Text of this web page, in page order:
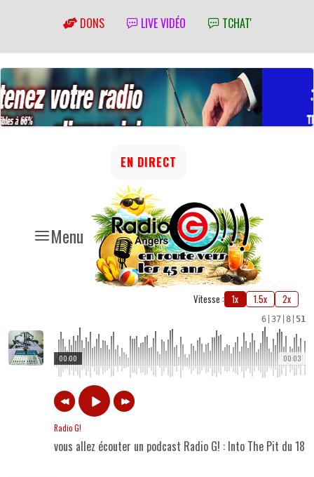
DONS LIVE VIDÉO TCHAT'
Menu
EN DIRECT
Vitesse : 1x 1.5x 2x
6 37 8 51
00:03
00:00
Radio G!
vous allez écouter un podcast Radio G! : Into The Pit du 18